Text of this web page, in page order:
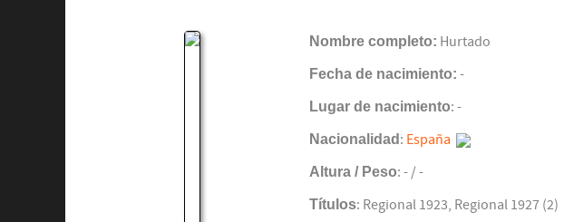
Nombre completo: Hurtado
Fecha de nacimiento: -
Lugar de nacimiento: -
Nacionalidad : España
Altura / Peso: - / -
Títulos: Regional 1923, Regional 1927 (2)